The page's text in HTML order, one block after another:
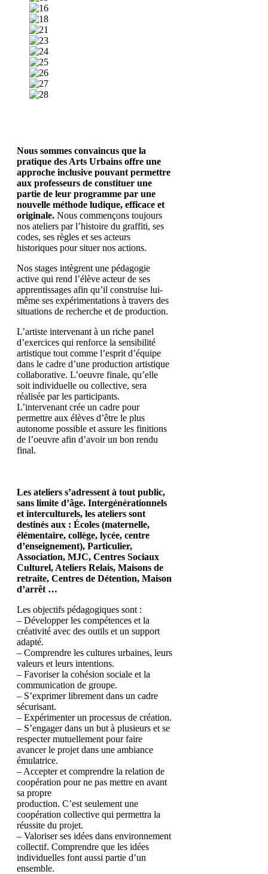
Nous sommes convaincus que la
pratique des Arts Urbains offre une
approche inclusive pouvant permettre
aux professeurs de constituer une
partie de leur programme par une
nouvelle méthode ludique, efficace et
originale. Nous commençons toujours
nos ateliers par l’histoire du graffiti, ses
codes, ses règles et ses acteurs
historiques pour situer nos actions.
Nos stages intègrent une pédagogie
active qui rend l’élève acteur de ses
apprentissages afin qu’il construise lui-
même ses expérimentations à travers des
situations de recherche et de production.
L’artiste intervenant à un riche panel
d’exercices qui renforce la sensibilité
artistique tout comme l’esprit d’équipe
dans le cadre d’une production artistique
collaborative. L’oeuvre finale, qu’elle
soit individuelle ou collective, sera
réalisée par les participants.
L’intervenant crée un cadre pour
permettre aux élèves d’être le plus
autonome possible et assure les finitions
de l’oeuvre afin d’avoir un bon rendu
final.
Les ateliers s’adressent à tout public,
sans limite d’âge. Intergénérationnels
et interculturels, les ateliers sont
destinés aux : Écoles (maternelle,
élémentaire, collège, lycée, centre
d’enseignement), Particulier,
Association, MJC, Centres Sociaux
Culturel, Ateliers Relais, Maisons de
retraite, Centres de Détention, Maison
d’arrêt …
Les objectifs pédagogiques sont :
– Développer les compétences et la
créativité avec des outils et un support
adapté.
– Comprendre les cultures urbaines, leurs
valeurs et leurs intentions.
– Favoriser la cohésion sociale et la
communication de groupe.
– S’exprimer librement dans un cadre
sécurisant.
– Expérimenter un processus de création.
– S’engager dans un but à plusieurs et se
respecter mutuellement pour faire
avancer le projet dans une ambiance
émulatrice.
– Accepter et comprendre la relation de
coopération pour ne pas mettre en avant
sa propre
production. C’est seulement une
coopération collective qui permettra la
réussite du projet.
– Valoriser ses idées dans environnement
collectif. Comprendre que les idées
individuelles font aussi partie d’un
ensemble.